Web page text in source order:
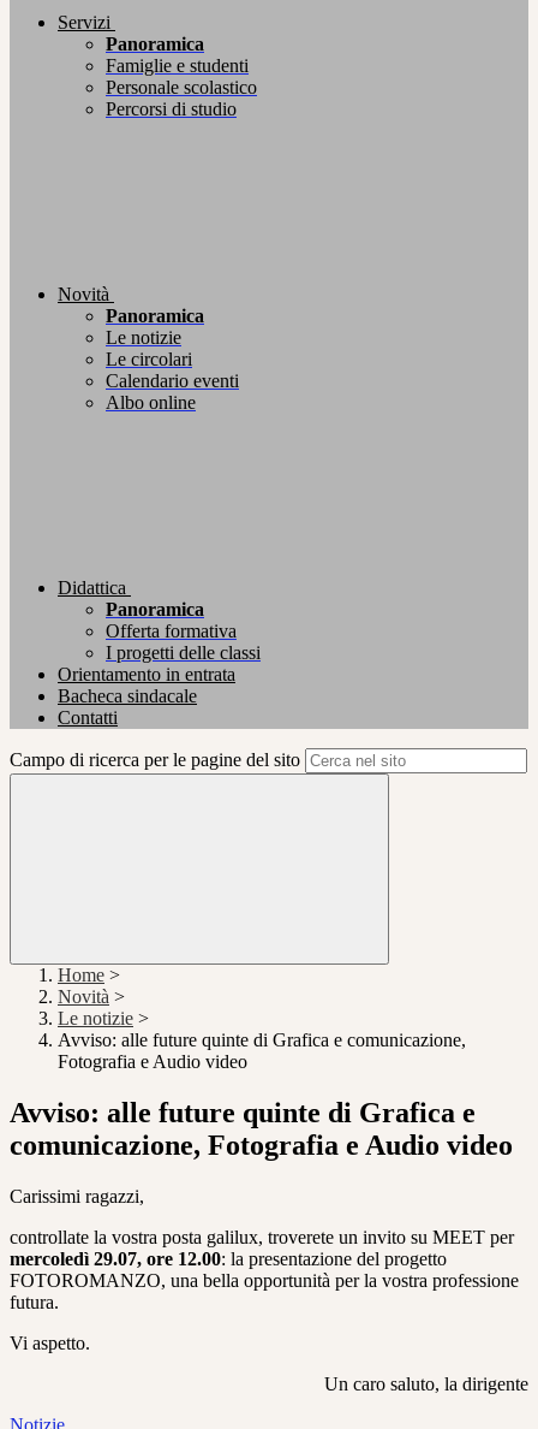
Servizi
Panoramica
Famiglie e studenti
Personale scolastico
Percorsi di studio
Novità
Panoramica
Le notizie
Le circolari
Calendario eventi
Albo online
Didattica
Panoramica
Offerta formativa
I progetti delle classi
Orientamento in entrata
Bacheca sindacale
Contatti
Campo di ricerca per le pagine del sito
Home >
Novità >
Le notizie >
Avviso: alle future quinte di Grafica e comunicazione,
Fotografia e Audio video
Avviso: alle future quinte di Grafica e
comunicazione, Fotografia e Audio video
Carissimi ragazzi,
controllate la vostra posta galilux, troverete un invito su MEET per
mercoledì 29.07, ore 12.00: la presentazione del progetto
FOTOROMANZO, una bella opportunità per la vostra professione
futura.
Vi aspetto.
Un caro saluto, la dirigente